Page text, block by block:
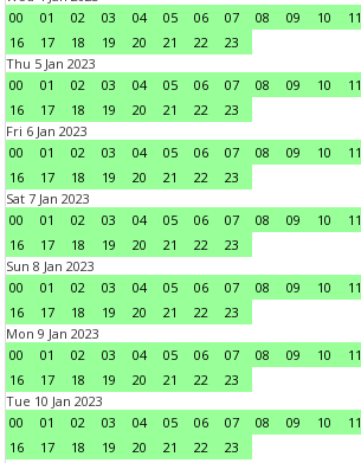
00
01 02 03 04 05 06 07 08 09 10 11
16
17 18 19 20 21 22
23
Thu 5 Jan 2023
00
01 02 03 04 05 06 07 08 09 10 11
16
17 18 19 20 21 22
23
Fri 6 Jan 2023
00
01 02 03 04 05 06 07 08 09 10 11
16
17 18 19 20 21 22
23
Sat 7 Jan 2023
00
01 02 03 04 05 06 07 08 09 10 11
16
17 18 19 20 21 22
23
Sun 8 Jan 2023
00
01 02 03 04 05 06 07 08 09 10 11
16
17 18 19 20 21 22
23
Mon 9 Jan 2023
00
01 02 03 04 05 06 07 08 09 10 11
16
17 18 19 20 21 22
23
Tue 10 Jan 2023
00
01 02 03 04 05 06 07 08 09 10 11
16
17 18 19 20 21 22
23